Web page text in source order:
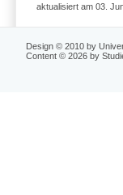
aktualisiert am 03.
Design © 2010 by
Content © 2026 by